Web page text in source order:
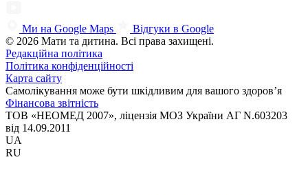
Ми на Google Maps
Відгуки в Google
© 2026 Мати та дитина. Всі права захищені.
Редакційна політика
Політика конфіденційності
Карта сайту
Самолікування може бути шкідливим для вашого здоров’я
Фінансова звітність
ТОВ «НЕОМЕД 2007», ліцензія МОЗ України АГ N.603203
від 14.09.2011
UA
RU